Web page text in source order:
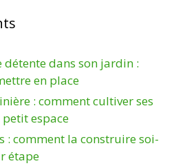
détente dans son jardin :
en place
: comment cultiver ses
espace
: comment la construire soi-
étape